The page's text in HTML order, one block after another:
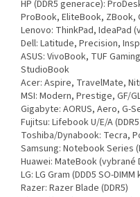
HP (DDR5 generace):
ProBook, EliteBook, ZBook,
Lenovo: ThinkPad, IdeaPad
Dell: Latitude, Precision,
ASUS: VivoBook, TUF
StudioBook
Acer: Aspire, TravelMate,
MSI: Modern, Prestige, GF/
Gigabyte: AORUS, Aero,
Fujitsu: Lifebook U/E/A
Toshiba/Dynabook: Tecra,
Samsung: Notebook Series
Huawei: MateBook (vybrané
LG: LG Gram (DDD5
Razer: Razer Blade (DDR5)